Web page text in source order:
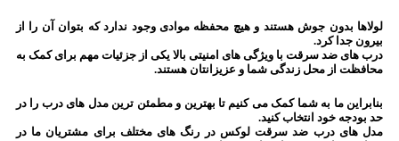
لولاها بدون جوش هستند و هیچ محفظه موادی وجود ندارد که بتوان آن را از
بیرون جدا کرد.
درب های ضد سرقت با ویژگی های امنیتی بالا یکی از جزئیات مهم برای کمک به
محافظت از محل زندگی شما و عزیزانتان هستند.
بنابراین ما به شما کمک می کنیم تا بهترین و مطمئن ترین مدل های درب را در
حد بودجه خود انتخاب کنید.
مدل های درب ضد سرقت لوکس در رنگ های مختلف برای مشتریان ما در